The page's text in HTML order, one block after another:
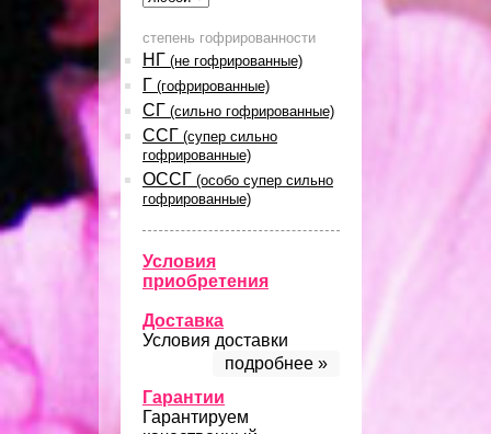
степень гофрированности
НГ (не гофрированные)
Г (гофрированные)
СГ (сильно гофрированные)
ССГ (супер сильно
гофрированные)
ОССГ (особо супер сильно
гофрированные)
Условия
приобретения
Доставка
Условия доставки
подробнее »
Гарантии
Гарантируем